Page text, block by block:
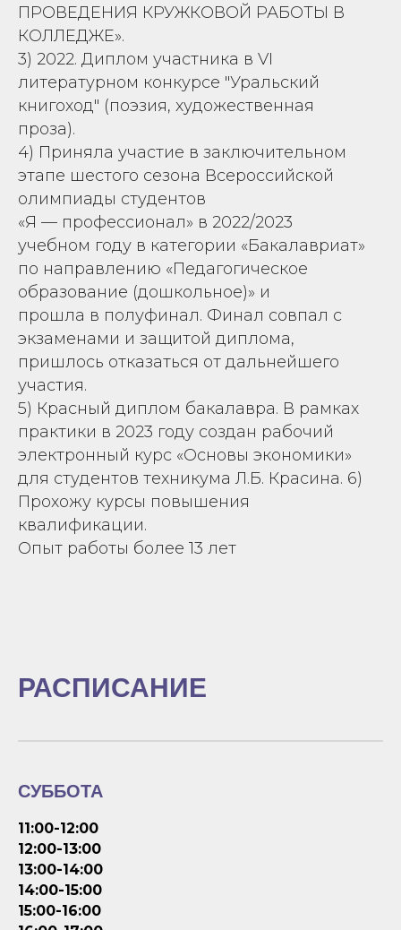
ПРОВЕДЕНИЯ КРУЖКОВОЙ РАБОТЫ В
КОЛЛЕДЖЕ».
3) 2022. Диплом участника в VI
литературном конкурсе "Уральский
книгоход" (поэзия, художественная
проза).
4) Приняла участие в заключительном
этапе шестого сезона Всероссийской
олимпиады студентов
«Я — профессионал» в 2022/2023
учебном году в категории «Бакалавриат»
по направлению «Педагогическое
образование (дошкольное)» и
прошла в полуфинал. Финал совпал с
экзаменами и защитой диплома,
пришлось отказаться от дальнейшего
участия.
5) Красный диплом бакалавра. В рамках
практики в 2023 году создан рабочий
электронный курс «Основы экономики»
для студентов техникума Л.Б. Красина. 6)
Прохожу курсы повышения
квалификации.
Опыт работы более 13 лет
РАСПИСАНИЕ
СУББОТА
11:00-12:00
12:00-13:00
13:00-14:00
14:00-15:00
15:00-16:00